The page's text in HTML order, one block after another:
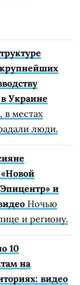
Украине
местах
люди.
и
Ночью
и региону.
10
на
видео